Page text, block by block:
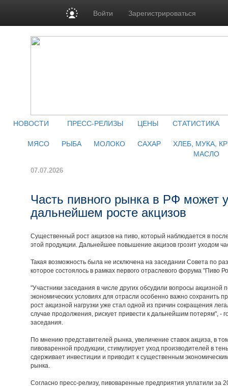
Войти Зарегистрироваться
НОВОСТИ ПРЕСС-РЕЛИЗЫ ЦЕНЫ
СТАТИСТИКА
МЯСО
РЫБА МОЛОКО САХАР
ХЛЕБ, МУКА,
МАСЛО
07.07.2026
Часть пивного рынка в РФ может
дальнейшем росте акцизов
Существенный рост акцизов на пиво, который наблюдается в
этой продукции. Дальнейшее повышение акцизов грозит уходом
Такая возможность была не исключена на заседании Совета по
которое состоялось в рамках первого отраслевого форума "Пиво
"Участники заседания в числе других обсудили вопросы акцизной
экономических условиях для отрасли особенно важно сохранить
рост акцизной нагрузки уже стал одной из причин сокращения
случае продолжения, рискует привести к дальнейшим потерям", -
заседания.
По мнению представителей рынка, увеличение ставок акциза, в
пивоваренной продукции, стимулирует уход производителей в
сдерживает инвестиции и приводит к существенным
рынка.
Согласно пресс-релизу, пивоваренные предприятия уплатили за